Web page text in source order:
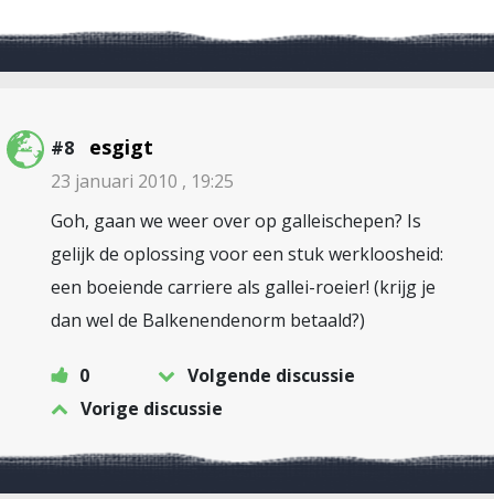
#8 esgigt
23 januari 2010 , 19:25
Goh, gaan we weer over op galleischepen? Is
gelijk de oplossing voor een stuk werkloosheid:
een boeiende carriere als gallei-roeier! (krijg je
dan wel de Balkenendenorm betaald?)
0
Volgende discussie
Vorige discussie